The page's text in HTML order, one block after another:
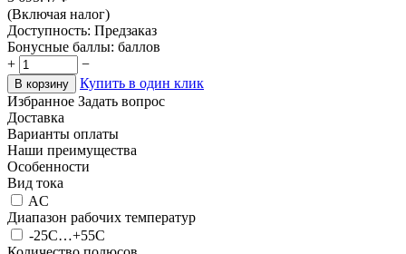
(Включая налог)
Доступность: Предзаказ
Бонусные баллы: баллов
+
−
В корзину
Купить в один клик
Избранное Задать вопрос
Доставка
Варианты оплаты
Наши преимущества
Особенности
Вид тока
AC
Диапазон рабочих температур
-25C…+55C